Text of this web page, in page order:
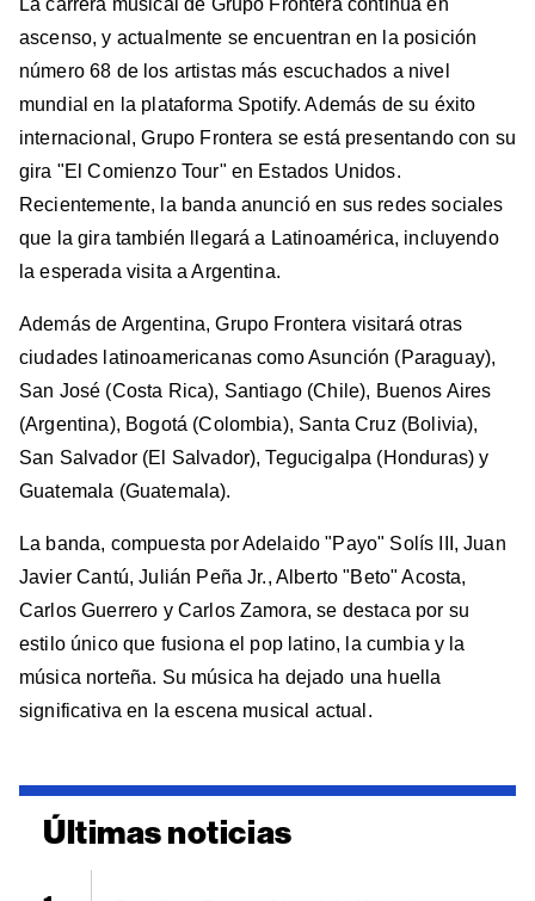
La carrera musical de Grupo Frontera continúa en
ascenso, y actualmente se encuentran en la posición
número 68 de los artistas más escuchados a nivel
mundial en la plataforma Spotify. Además de su éxito
internacional, Grupo Frontera se está presentando con su
gira "El Comienzo Tour" en Estados Unidos.
Recientemente, la banda anunció en sus redes sociales
que la gira también llegará a Latinoamérica, incluyendo
la esperada visita a Argentina.
Además de Argentina, Grupo Frontera visitará otras
ciudades latinoamericanas como Asunción (Paraguay),
San José (Costa Rica), Santiago (Chile), Buenos Aires
(Argentina), Bogotá (Colombia), Santa Cruz (Bolivia),
San Salvador (El Salvador), Tegucigalpa (Honduras) y
Guatemala (Guatemala).
La banda, compuesta por Adelaido "Payo" Solís III, Juan
Javier Cantú, Julián Peña Jr., Alberto "Beto" Acosta,
Carlos Guerrero y Carlos Zamora, se destaca por su
estilo único que fusiona el pop latino, la cumbia y la
música norteña. Su música ha dejado una huella
significativa en la escena musical actual.
Últimas noticias